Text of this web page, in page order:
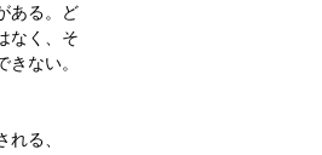
ある。ど
なく、そ
ない。
る、